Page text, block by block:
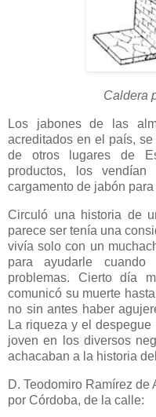
Caldera
Los jabones de las
acreditados en el país,
de otros lugares de
productos, los
cargamento de jabón
Circuló una historia de
parece ser tenía una
vivía solo con un
para ayudarle
problemas. Cierto día
comunicó su muerte
no sin antes haber
La riqueza y el
joven en los diversos
achacaban a la historia
D. Teodomiro Ramírez
por Córdoba, de la calle: